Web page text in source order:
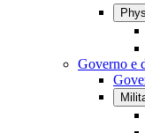
Governo e